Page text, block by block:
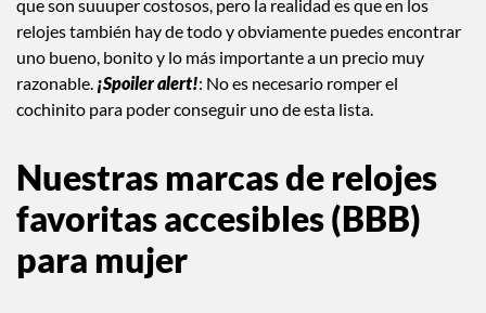
que son suuuper costosos, pero la realidad es que en los
relojes también hay de todo y obviamente puedes encontrar
uno bueno, bonito y lo más importante a un precio muy
razonable. ¡Spoiler alert!: No es necesario romper el
cochinito para poder conseguir uno de esta lista.
Nuestras marcas de relojes
favoritas accesibles (BBB)
para mujer